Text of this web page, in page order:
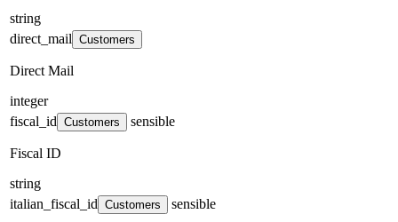
string
direct_mail Customers
Direct Mail
integer
fiscal_id Customers sensible
Fiscal ID
string
italian_fiscal_id Customers sensible